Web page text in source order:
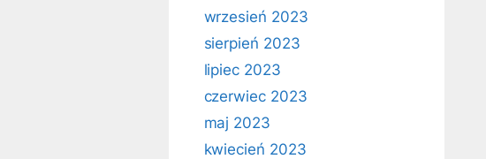
wrzesień 2023
sierpień 2023
lipiec 2023
czerwiec 2023
maj 2023
kwiecień 2023